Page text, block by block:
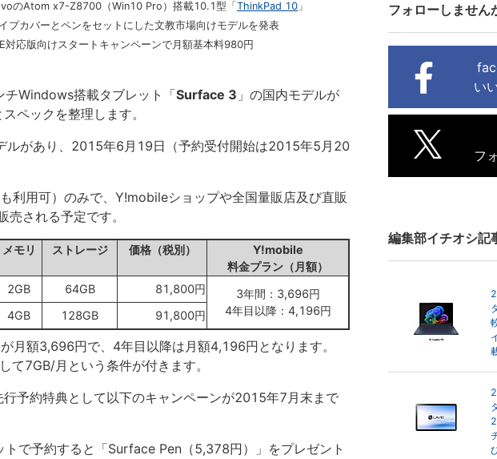
のAtom x7-Z8700（Win10 Pro）搭載10.1型「 ThinkPad 10 」
カバーとペンをセットにした文教市場向けモデルを発表
応版向けスタートキャンペーンで月額基本料980円
チWindows搭載タブレット「Surface 3 」の国内モデルが
ペックを整理します。
ルがあり、2015年6月19日（予約受付開始は2015年5月20
利用可）のみで、Y!mobileショップや全国量販店及び直販
される予定です。
メモリ ストレージ 価格（税別）
Y!mobile
料金プラン（月額）
2GB 64GB 81,800円
3年間：3,696円
4年目以降：4,196円
4GB 128GB 91,800円
月額3,696円で、4年目以降は月額4,196円となります。
て7GB/月という条件が付きます。
予約特典として以下のキャンペーンが2015年7月末まで
トで予約すると「Surface Pen（5,378円）」をプレゼント
フォローしません
い
フ
編集部イチオシ記